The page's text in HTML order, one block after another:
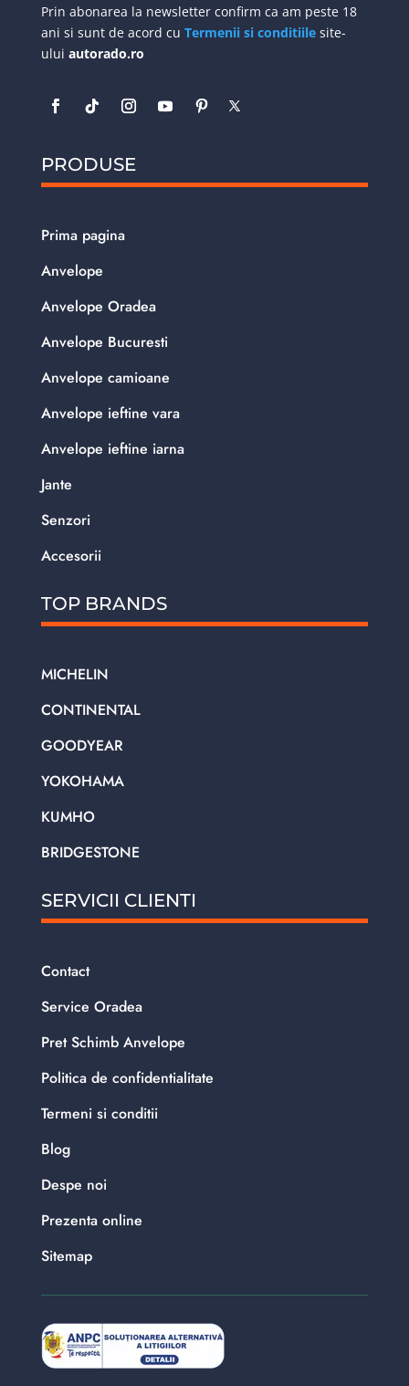
Prin abonarea la newsletter confirm ca am peste 18
ani si sunt de acord cu Termenii si conditiilesite-
ului autorado.ro
PRODUSE
Prima pagina
Anvelope
Anvelope Oradea
Anvelope Bucuresti
Anvelope camioane
Anvelope ieftine vara
Anvelope ieftine iarna
Jante
Senzori
Accesorii
TOP BRANDS
MICHELIN
CONTINENTAL
GOODYEAR
YOKOHAMA
KUMHO
BRIDGESTONE
SERVICII CLIENTI
Contact
Service Oradea
Pret Schimb Anvelope
Politica de confidentialitate
Termeni si conditii
Blog
Despe noi
Prezenta online
Sitemap